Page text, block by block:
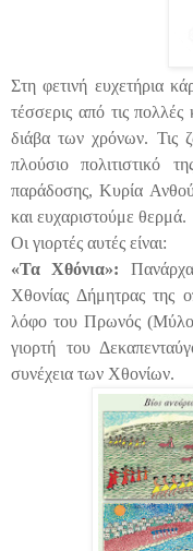
Στη φετινή ευχετήρια
τέσσερις από τις πολλές
διάβα των χρόνων. Τις
πλούσιο πολιτιστικό
παράδοσης, Κυρία
και ευχαριστούμε θερμά.
Οι γιορτές αυτές είναι:
«Τα Χθόνια»:
Χθονίας Δήμητρας της
λόφο του Πρωνός
γιορτή του
συνέχεια των Χθονίων.